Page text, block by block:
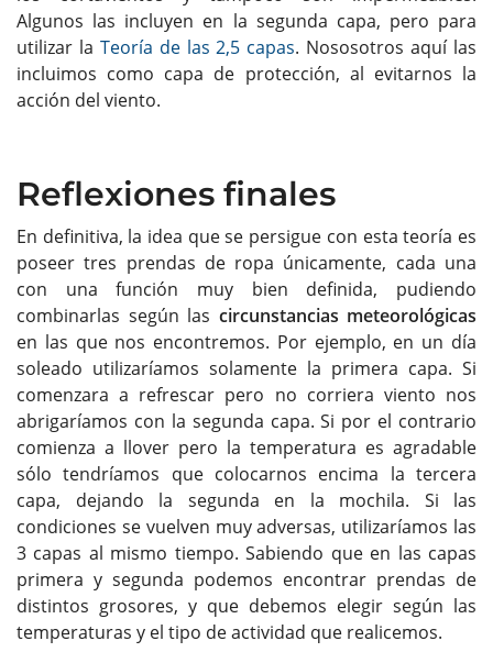
Algunos las incluyen en la segunda capa, pero para
utilizar la Teoría de las 2,5 capas. Nososotros aquí las
incluimos como capa de protección, al evitarnos la
acción del viento.
Reflexiones finales
En definitiva, la idea que se persigue con esta teoría es
poseer tres prendas de ropa únicamente, cada una
con una función muy bien definida, pudiendo
combinarlas según las circunstancias meteorológicas
en las que nos encontremos. Por ejemplo, en un día
soleado utilizaríamos solamente la primera capa. Si
comenzara a refrescar pero no corriera viento nos
abrigaríamos con la segunda capa. Si por el contrario
comienza a llover pero la temperatura es agradable
sólo tendríamos que colocarnos encima la tercera
capa, dejando la segunda en la mochila. Si las
condiciones se vuelven muy adversas, utilizaríamos las
3 capas al mismo tiempo. Sabiendo que en las capas
primera y segunda podemos encontrar prendas de
distintos grosores, y que debemos elegir según las
temperaturas y el tipo de actividad que realicemos.